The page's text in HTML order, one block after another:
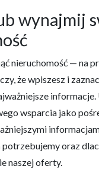
wynajmij
nieruchomość — na
że wpiszesz i
wsparcia jako
potrzebujemy oraz
naszej oferty.